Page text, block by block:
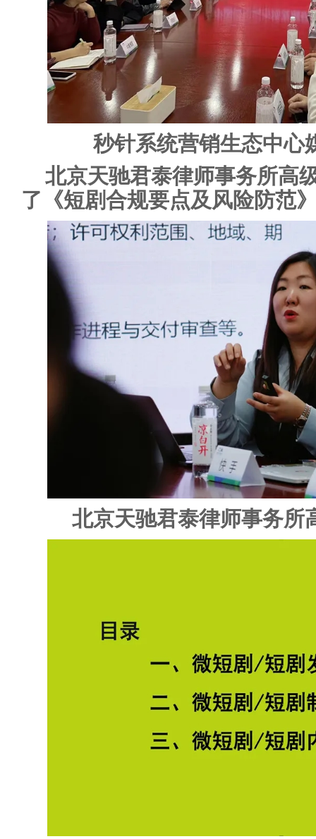
秒针系统营销生态中心
北京天驰君泰律师事务所高
了《短剧合规要点及风险防范
北京天驰君泰律师事务所